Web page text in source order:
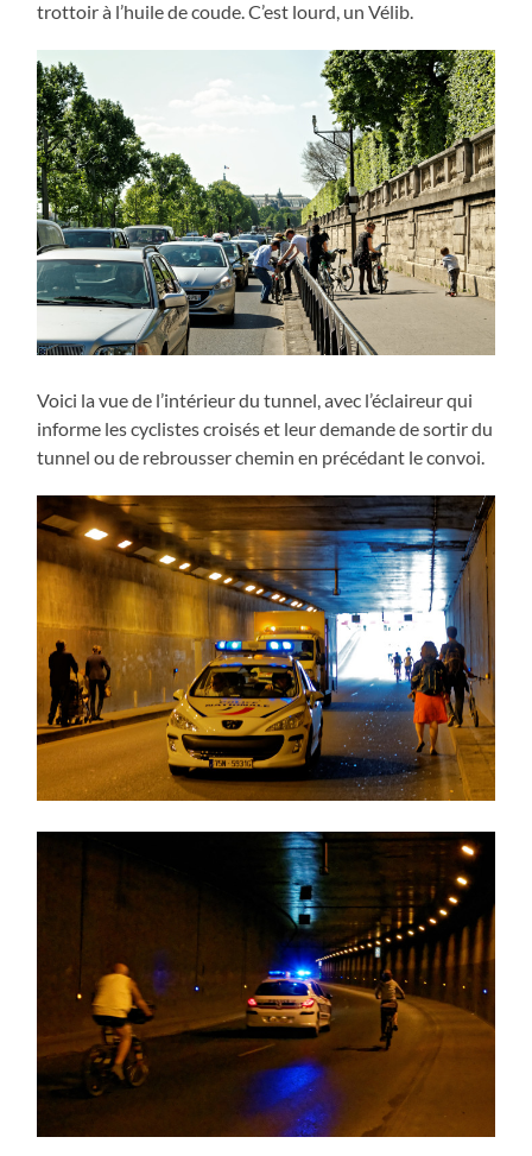
trottoir à l’huile de coude. C’est lourd, un Vélib.
Voici la vue de l’intérieur du tunnel, avec l’éclaireur qui
informe les cyclistes croisés et leur demande de sortir du
tunnel ou de rebrousser chemin en précédant le convoi.